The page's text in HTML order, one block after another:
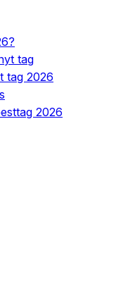
tag
tag 2026
2026